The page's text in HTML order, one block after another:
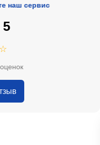
сервис
5